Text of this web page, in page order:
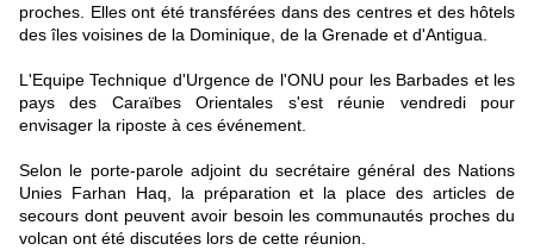
proches. Elles ont été transférées dans des centres et des hôtels
des îles voisines de la Dominique, de la Grenade et d'Antigua.
L'Equipe Technique d'Urgence de l'ONU pour les Barbades et les
pays des Caraïbes Orientales s'est réunie vendredi pour
envisager la riposte à ces événement.
Selon le porte-parole adjoint du secrétaire général des Nations
Unies Farhan Haq, la préparation et la place des articles de
secours dont peuvent avoir besoin les communautés proches du
volcan ont été discutées lors de cette réunion.